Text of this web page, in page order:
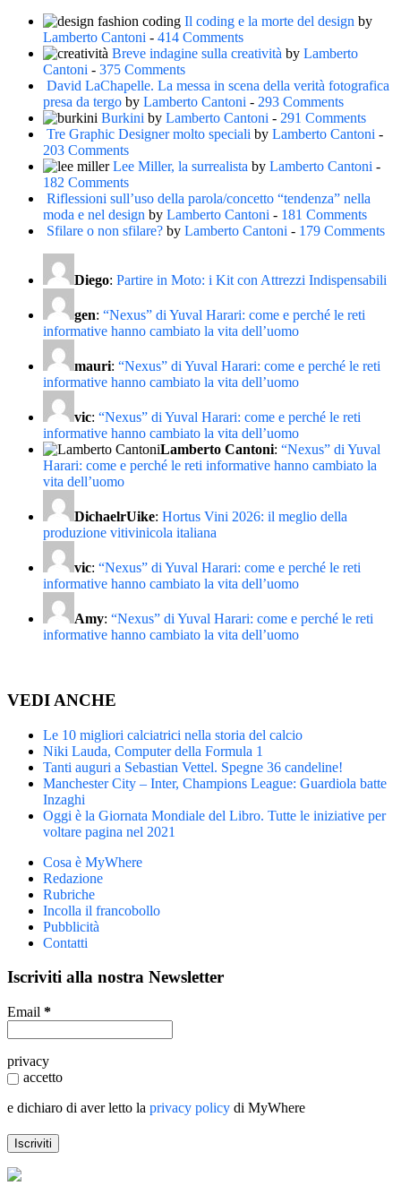
Il coding e la morte del design by
Lamberto Cantoni - 414 Comments
Breve indagine sulla creatività by Lamberto
Cantoni - 375 Comments
David LaChapelle. La messa in scena della verità fotografica
presa da tergo by Lamberto Cantoni - 293 Comments
Burkini by Lamberto Cantoni - 291 Comments
Tre Graphic Designer molto speciali by Lamberto Cantoni -
203 Comments
Lee Miller, la surrealista by Lamberto Cantoni -
182 Comments
Riflessioni sull’uso della parola/concetto “tendenza” nella
moda e nel design by Lamberto Cantoni - 181 Comments
Sfilare o non sfilare? by Lamberto Cantoni - 179 Comments
Diego: Partire in Moto: i Kit con Attrezzi Indispensabili
gen: “Nexus” di Yuval Harari: come e perché le reti
informative hanno cambiato la vita dell’uomo
mauri: “Nexus” di Yuval Harari: come e perché le reti
informative hanno cambiato la vita dell’uomo
vic: “Nexus” di Yuval Harari: come e perché le reti
informative hanno cambiato la vita dell’uomo
Lamberto Cantoni: “Nexus” di Yuval
Harari: come e perché le reti informative hanno cambiato la
vita dell’uomo
DichaelrUike: Hortus Vini 2026: il meglio della
produzione vitivinicola italiana
vic: “Nexus” di Yuval Harari: come e perché le reti
informative hanno cambiato la vita dell’uomo
Amy: “Nexus” di Yuval Harari: come e perché le reti
informative hanno cambiato la vita dell’uomo
VEDI ANCHE
Le 10 migliori calciatrici nella storia del calcio
Niki Lauda, Computer della Formula 1
Tanti auguri a Sebastian Vettel. Spegne 36 candeline!
Manchester City – Inter, Champions League: Guardiola batte
Inzaghi
Oggi è la Giornata Mondiale del Libro. Tutte le iniziative per
voltare pagina nel 2021
Cosa è MyWhere
Redazione
Rubriche
Incolla il francobollo
Pubblicità
Contatti
Iscriviti alla nostra Newsletter
Email *
privacy
accetto
e dichiaro di aver letto la privacy policy di MyWhere